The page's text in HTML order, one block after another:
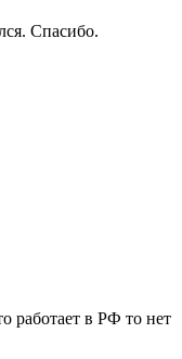
Спасибо.
работает в РФ то нет